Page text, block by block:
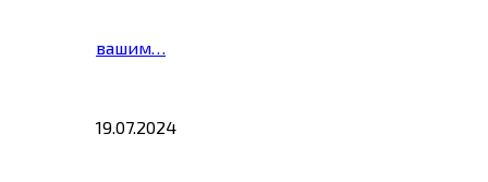
вашим…
19.07.2024